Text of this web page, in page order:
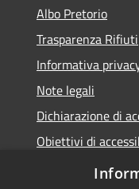
Albo Pretorio
Trasparenza Rifiuti
Informativa
Note legali
Dichiarazione di
Obiettivi di
Whistleblowing